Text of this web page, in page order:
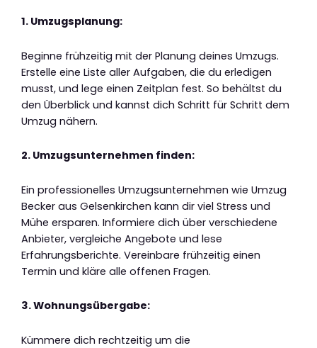
1. Umzugsplanung:
Beginne frühzeitig mit der Planung deines Umzugs.
Erstelle eine Liste aller Aufgaben, die du erledigen
musst, und lege einen Zeitplan fest. So behältst du
den Überblick und kannst dich Schritt für Schritt dem
Umzug nähern.
2. Umzugsunternehmen finden:
Ein professionelles Umzugsunternehmen wie Umzug
Becker aus Gelsenkirchen kann dir viel Stress und
Mühe ersparen. Informiere dich über verschiedene
Anbieter, vergleiche Angebote und lese
Erfahrungsberichte. Vereinbare frühzeitig einen
Termin und kläre alle offenen Fragen.
3. Wohnungsübergabe:
Kümmere dich rechtzeitig um die